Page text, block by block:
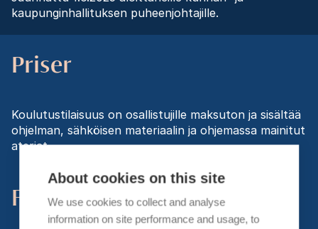
kaupunginhallituksen puheenjohtajille.
Priser
Koulutustilaisuus on osallistujille maksuton ja sisältää
ohjelman, sähköisen materiaalin ja ohjemassa mainitut
ateriat.
Föreläsare
About cookies on this site
We use cookies to collect and analyse
information on site performance and usage, to